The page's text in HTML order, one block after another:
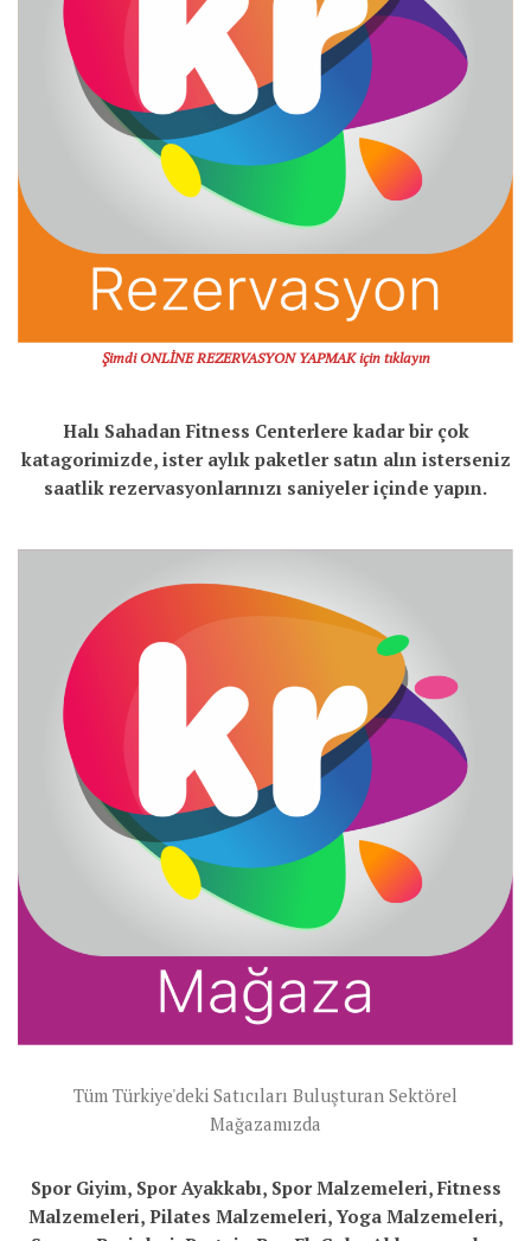
Şimdi ONLİNE REZERVASYON YAPMAK için tıklayın
Halı Sahadan Fitness Centerlere kadar bir çok
katagorimizde, ister aylık paketler satın alın isterseniz
saatlik rezervasyonlarınızı saniyeler içinde yapın.
Tüm Türkiye'deki Satıcıları Buluşturan Sektörel
Mağazamızda
Spor Giyim, Spor Ayakkabı, Spor Malzemeleri, Fitness
Malzemeleri, Pilates Malzemeleri, Yoga Malzemeleri,